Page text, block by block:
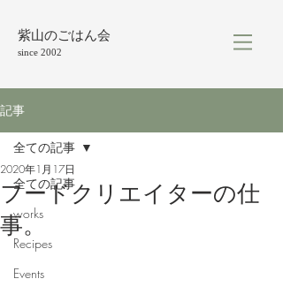
紫山のごはん会
since 2002
記事
全ての記事
works
Recipes
Events
全ての記事
フードクリエイターの仕
事。
2020年1月17日